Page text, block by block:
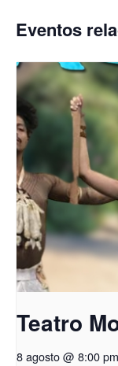
Eventos
Teatro
8 agosto @ 8:00 pm